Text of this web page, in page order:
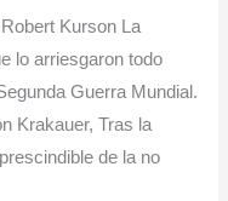
Kurson La
lo arriesgaron todo
Guerra Mundial.
Krakauer, Tras la
de la no